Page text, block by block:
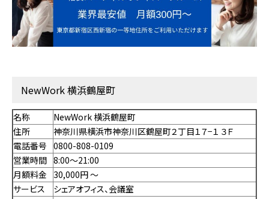
NewWork 横浜鶴屋町
名称
NewWork 横浜鶴屋町
住所
神奈川県横浜市神奈川区鶴屋町２丁目１７−１ ３Ｆ
電話番号 0800-808-0109
営業時間 8:00～21:00
月額料金 30,000円 〜
サービス
シェアオフィス、会議室